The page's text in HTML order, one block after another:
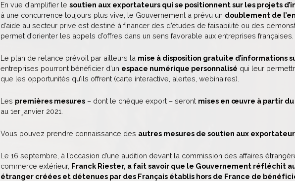
En vue d’amplifier le soutien aux exportateurs qui se positionnent sur les projets
à une concurrence toujours plus vive, le Gouvernement a prévu un doublement de
d’aide au secteur privé est destiné à financer des d’études de faisabilité ou des
permet d’orienter les appels d’offres dans un sens favorable aux entreprises françaises.
Le plan de relance prévoit par ailleurs la mise à disposition gratuite d’informations
entreprises pourront bénéficier d’un espace numérique personnalisé qui leur
que les opportunités qu’ils offrent (carte interactive, alertes, webinaires).
Les premières mesures – dont le chèque export – seront mises en œuvre à partir du
au 1er janvier 2021.
Vous pouvez prendre connaissance des autres mesures de soutien aux
Le 16 septembre, à l’occasion d’une audition devant la commission des affaires
commerce extérieur, Franck Riester, a fait savoir que le Gouvernement réfléchit
étranger créées et détenues par des Français établis hors de France de